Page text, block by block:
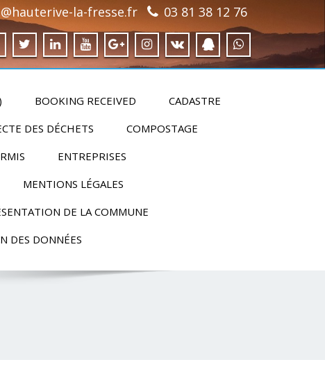
la-fresse.fr 03 81 38 12 76
BOOKING RECEIVED
CADASTRE
DES DÉCHETS
COMPOSTAGE
ENTREPRISES
MENTIONS LÉGALES
DE LA COMMUNE
DES DONNÉES